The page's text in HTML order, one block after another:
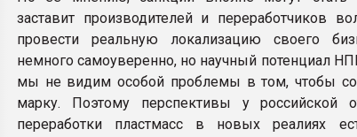
заставит производителей и переработчиков
провести реальную локализацию своего
немного самоуверенно, но научный потенциал
мы не видим особой проблемы в том, чтобы
марку. Поэтому перспективы у российской
переработки пластмасс в новых реалиях